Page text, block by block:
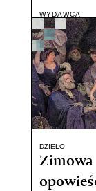
WYDAWCA
Tower Press
DZIEŁO
Zimowa